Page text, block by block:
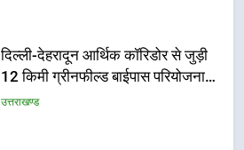
दिल्ली-देहरादून आर्थिक कॉरिडोर से जुड़ी
12 किमी ग्रीनफील्ड बाईपास परियोजना
का डीएम ने किया निरीक्षण; समयबद्ध एवं
उत्तराखण्ड